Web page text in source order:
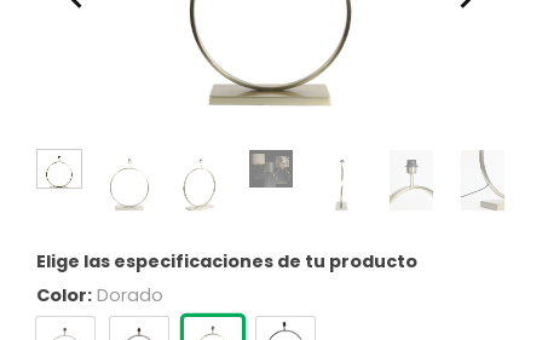
Elige las especificaciones de tu producto
Color: Dorado